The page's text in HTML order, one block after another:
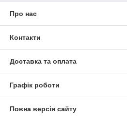
Про нас
Контакти
Доставка та оплата
Графік роботи
Повна версія сайту